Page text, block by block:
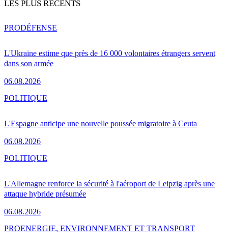
LES PLUS RÉCENTS
L'Ukraine estime que près de 16 000 volontaires étrangers servent
dans son armée
06.08.2026
PRODÉFENSE
L'Espagne anticipe une nouvelle poussée migratoire à Ceuta
06.08.2026
POLITIQUE
L'Allemagne renforce la sécurité à l'aéroport de Leipzig après une
attaque hybride présumée
06.08.2026
POLITIQUE
PROENERGIE, ENVIRONNEMENT ET TRANSPORT